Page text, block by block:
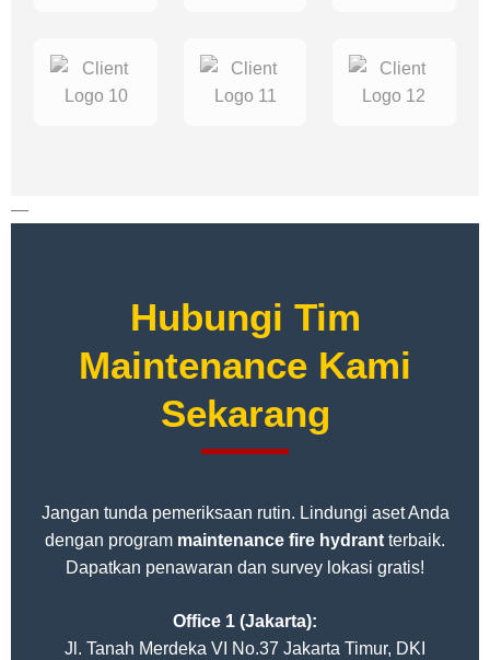
—
Hubungi Tim
Maintenance Kami
Sekarang
Jangan tunda pemeriksaan rutin. Lindungi aset Anda
dengan program maintenance fire hydrant terbaik.
Dapatkan penawaran dan survey lokasi gratis!
Office 1 (Jakarta):
Jl. Tanah Merdeka VI No.37 Jakarta Timur, DKI